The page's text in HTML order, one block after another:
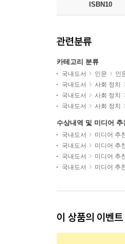
ISBN10
관련분류
카테고리 분류
국내도서 인문 인
국내도서
사회 정치
국내도서
사회 정치
국내도서
사회 정치
수상내역 및 미디어 추
국내도서 미디어 추
국내도서
미디어 추
국내도서
미디어 추
국내도서
미디어 추
이 상품의 이벤트